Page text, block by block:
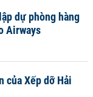
dự phòng hàng
Airways
của Xếp dỡ Hải